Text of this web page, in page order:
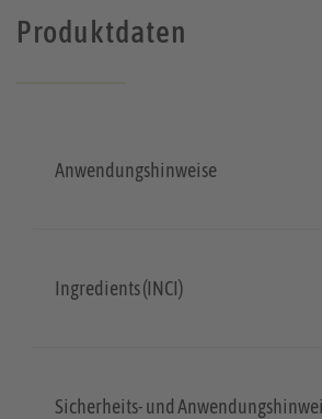
Produktdaten
Anwendungshinweise
Ingredients (INCI)
Sicherheits- und